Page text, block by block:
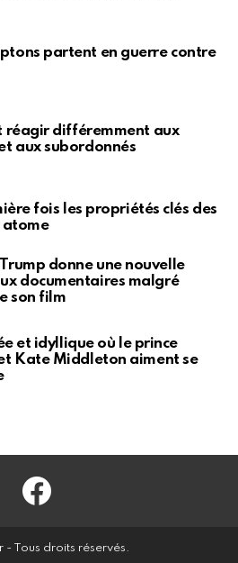
partent en guerre contre
réagir différemment aux
aux subordonnés
fois les propriétés clés des
atome
donne une nouvelle
documentaires malgré
son film
et idyllique où le prince
Kate Middleton aiment se
Facebook
- Tous droits réservés.